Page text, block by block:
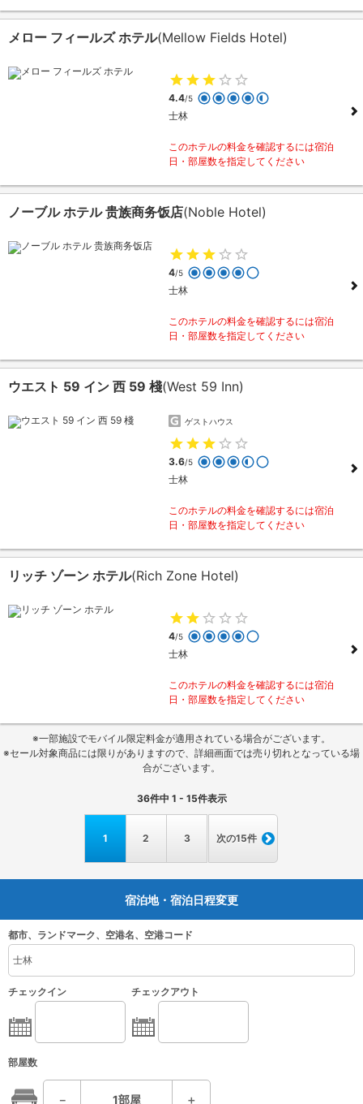
メロー フィールズ ホテル(Mellow Fields Hotel)
4.4/5
士林
このホテルの料金を確認するには宿泊
日・部屋数を指定してください
ノーブル ホテル 贵族商务饭店(Noble Hotel)
4/5
士林
このホテルの料金を確認するには宿泊
日・部屋数を指定してください
ウエスト 59 イン 西 59 棧(West 59 Inn)
ゲストハウス
3.6/5
士林
このホテルの料金を確認するには宿泊
日・部屋数を指定してください
リッチ ゾーン ホテル(Rich Zone Hotel)
4/5
士林
このホテルの料金を確認するには宿泊
日・部屋数を指定してください
※一部施設でモバイル限定料金が適用されている場合がございます。
※セール対象商品には限りがありますので、詳細画面では売り切れとなっている場
合がございます。
36件中 1 - 15件表示
1 2 3 次の15件
宿泊地・宿泊日程変更
都市、ランドマーク、空港名、空港コード
チェックイン チェックアウト
部屋数
－ 1部屋 ＋